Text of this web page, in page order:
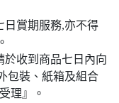
日賞期服務,亦不得
於收到商品七日內向
包裝、紙箱及組合
理』。